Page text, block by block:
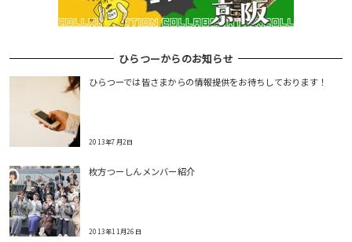
ひらつーからのお知らせ
ひらつーでは皆さまからの情報提供をお待ちしております！
2013年7月2日
枚方つーしんメンバー紹介
2013年11月26日